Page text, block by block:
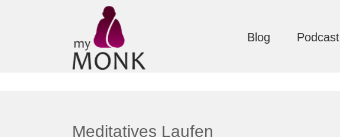
Blog Podcast
Meditatives Laufen